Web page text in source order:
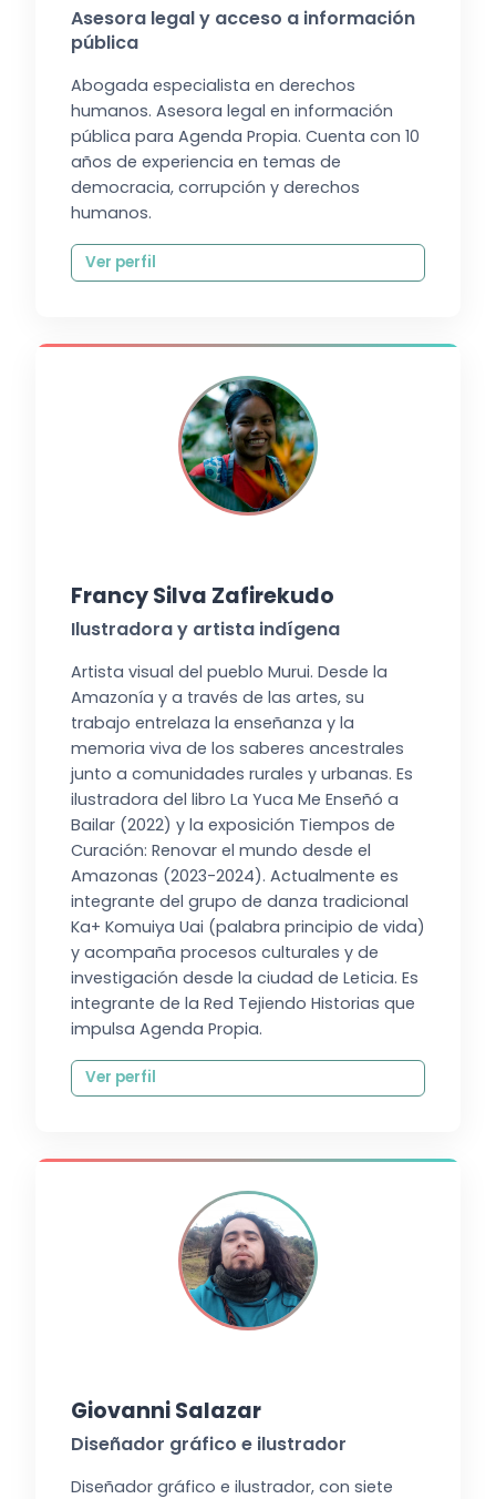
Asesora legal y acceso a información
pública
Abogada especialista en derechos
humanos. Asesora legal en información
pública para Agenda Propia. Cuenta con 10
años de experiencia en temas de
democracia, corrupción y derechos
humanos.
Ver perfil
Francy Silva Zafirekudo
Ilustradora y artista indígena
Artista visual del pueblo Murui. Desde la
Amazonía y a través de las artes, su
trabajo entrelaza la enseñanza y la
memoria viva de los saberes ancestrales
junto a comunidades rurales y urbanas. Es
ilustradora del libro La Yuca Me Enseñó a
Bailar (2022) y la exposición Tiempos de
Curación: Renovar el mundo desde el
Amazonas (2023-2024). Actualmente es
integrante del grupo de danza tradicional
Ka+ Komuiya Uai (palabra principio de vida)
y acompaña procesos culturales y de
investigación desde la ciudad de Leticia. Es
integrante de la Red Tejiendo Historias que
impulsa Agenda Propia.
Ver perfil
Giovanni Salazar
Diseñador gráfico e ilustrador
Diseñador gráfico e ilustrador, con siete